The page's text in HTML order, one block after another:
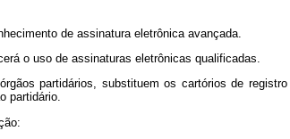
de assinatura eletrônica avançada.
o uso de assinaturas eletrônicas qualificadas.
partidários, substituem os cartórios de
partidário.